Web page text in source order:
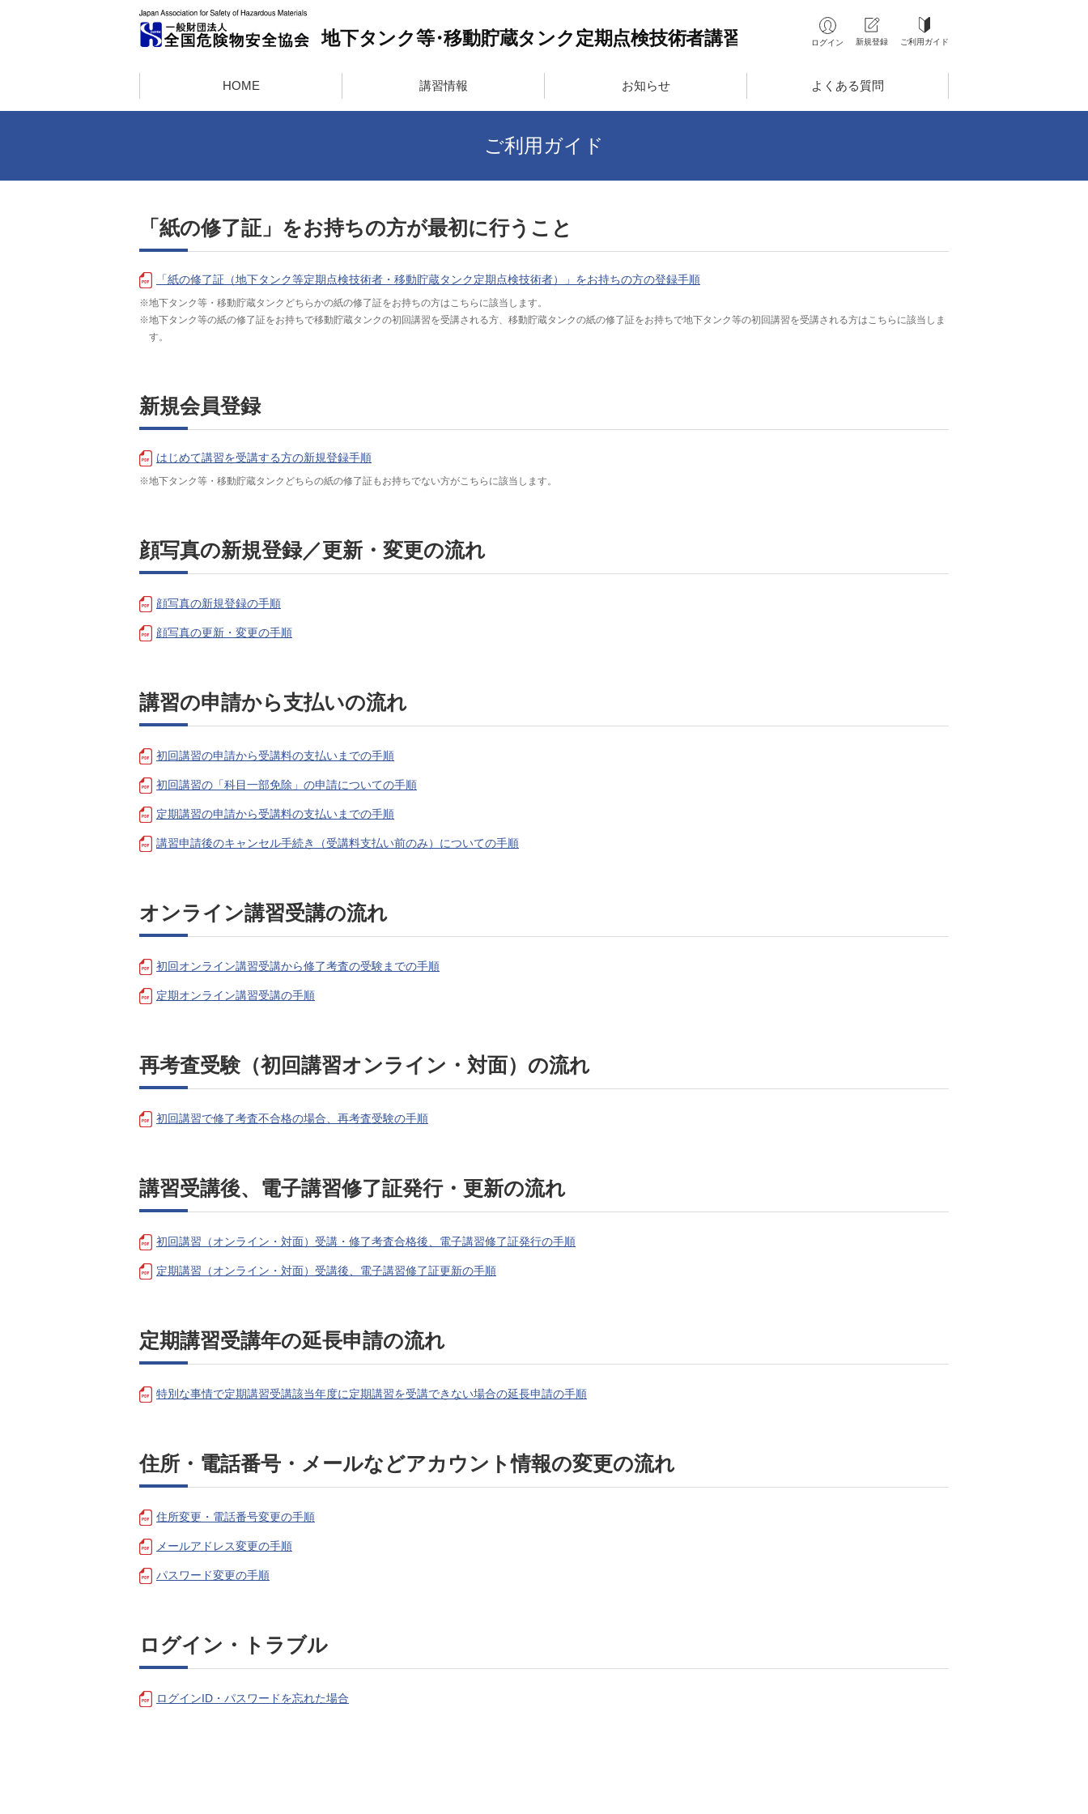
ログイン 新規登録 ご利用ガイド
HOME 講習情報 お知らせ よくある質問
ご利用ガイド
「紙の修了証」をお持ちの方が最初に行うこと
「紙の修了証（地下タンク等定期点検技術者・移動貯蔵タンク定期点検技術者）」をお持ちの方の登録手順
※地下タンク等・移動貯蔵タンクどちらかの紙の修了証をお持ちの方はこちらに該当します。
※地下タンク等の紙の修了証をお持ちで移動貯蔵タンクの初回講習を受講される方、移動貯蔵タンクの紙の修了証をお持ちで地下タンク等の初回講習を受講される方はこちらに該当しま
す。
新規会員登録
はじめて講習を受講する方の新規登録手順
※地下タンク等・移動貯蔵タンクどちらの紙の修了証もお持ちでない方がこちらに該当します。
顔写真の新規登録／更新・変更の流れ
顔写真の新規登録の手順
顔写真の更新・変更の手順
講習の申請から支払いの流れ
初回講習の申請から受講料の支払いまでの手順
初回講習の「科目一部免除」の申請についての手順
定期講習の申請から受講料の支払いまでの手順
講習申請後のキャンセル手続き（受講料支払い前のみ）についての手順
オンライン講習受講の流れ
初回オンライン講習受講から修了考査の受験までの手順
定期オンライン講習受講の手順
再考査受験（初回講習オンライン・対面）の流れ
初回講習で修了考査不合格の場合、再考査受験の手順
講習受講後、電子講習修了証発行・更新の流れ
初回講習（オンライン・対面）受講・修了考査合格後、電子講習修了証発行の手順
定期講習（オンライン・対面）受講後、電子講習修了証更新の手順
定期講習受講年の延長申請の流れ
特別な事情で定期講習受講該当年度に定期講習を受講できない場合の延長申請の手順
住所・電話番号・メールなどアカウント情報の変更の流れ
住所変更・電話番号変更の手順
メールアドレス変更の手順
パスワード変更の手順
ログイン・トラブル
ログインID・パスワードを忘れた場合